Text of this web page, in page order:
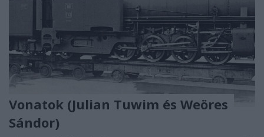
Vonatok (Julian Tuwim és Weöres
Sándor)